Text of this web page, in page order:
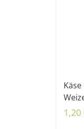
1,20